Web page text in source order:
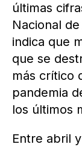
últimas
Nacional
indica que
que se
más crítico
pandemia
los últimos
Entre abril